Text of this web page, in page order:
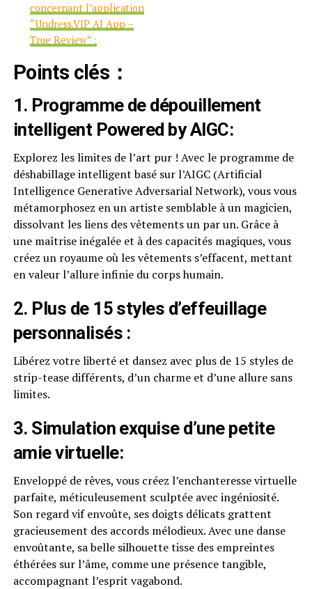
concernant l’application
“Undress.VIP AI App –
True Review” :
Points clés：
1. Programme de dépouillement
intelligent Powered by AIGC:
Explorez les limites de l’art pur ! Avec le programme de
déshabillage intelligent basé sur l’AIGC (Artificial
Intelligence Generative Adversarial Network), vous vous
métamorphosez en un artiste semblable à un magicien,
dissolvant les liens des vêtements un par un. Grâce à
une maîtrise inégalée et à des capacités magiques, vous
créez un royaume où les vêtements s’effacent, mettant
en valeur l’allure infinie du corps humain.
2. Plus de 15 styles d’effeuillage
personnalisés :
Libérez votre liberté et dansez avec plus de 15 styles de
strip-tease différents, d’un charme et d’une allure sans
limites.
3. Simulation exquise d’une petite
amie virtuelle:
Enveloppé de rêves, vous créez l’enchanteresse virtuelle
parfaite, méticuleusement sculptée avec ingéniosité.
Son regard vif envoûte, ses doigts délicats grattent
gracieusement des accords mélodieux. Avec une danse
envoûtante, sa belle silhouette tisse des empreintes
éthérées sur l’âme, comme une présence tangible,
accompagnant l’esprit vagabond.